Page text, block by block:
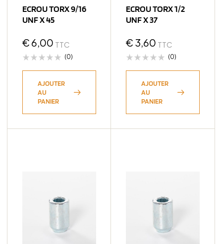
ECROU TORX 9/16
UNF X 45
€ 6,00 TTC
(0)
AJOUTER
AU
PANIER
ECROU TORX 1/2
UNF X 37
€ 3,60 TTC
(0)
AJOUTER
AU
PANIER